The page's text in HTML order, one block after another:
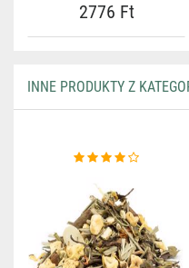
2776 Ft
INNE PRODUKTY Z